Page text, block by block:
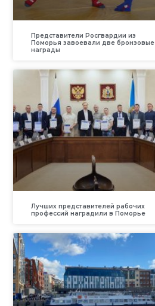
Представители Росгвардии из
Поморья завоевали две бронзовые
награды
Лучших представителей рабочих
профессий наградили в Поморье